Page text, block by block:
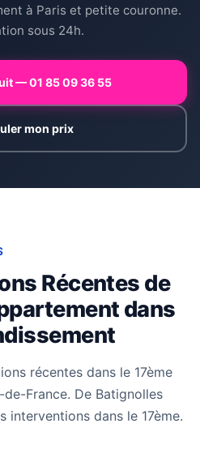
à Paris et petite couronne.
sous 24h.
— 01 85 09 36 55
mon prix
Récentes de
dans
récentes dans le 17ème
France. De Batignolles
interventions dans le 17ème.